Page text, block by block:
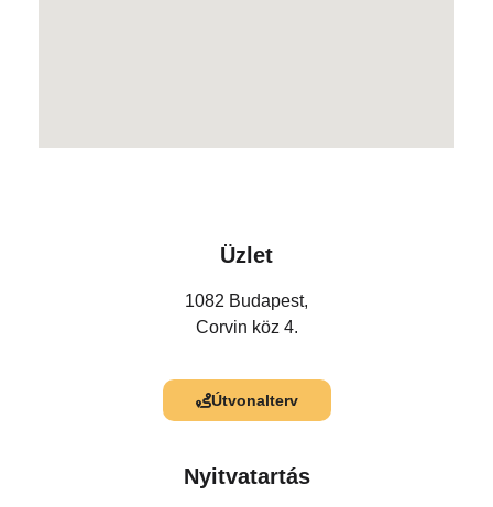
Üzlet
1082 Budapest,
Corvin köz 4.
Útvonalterv
Nyitvatartás